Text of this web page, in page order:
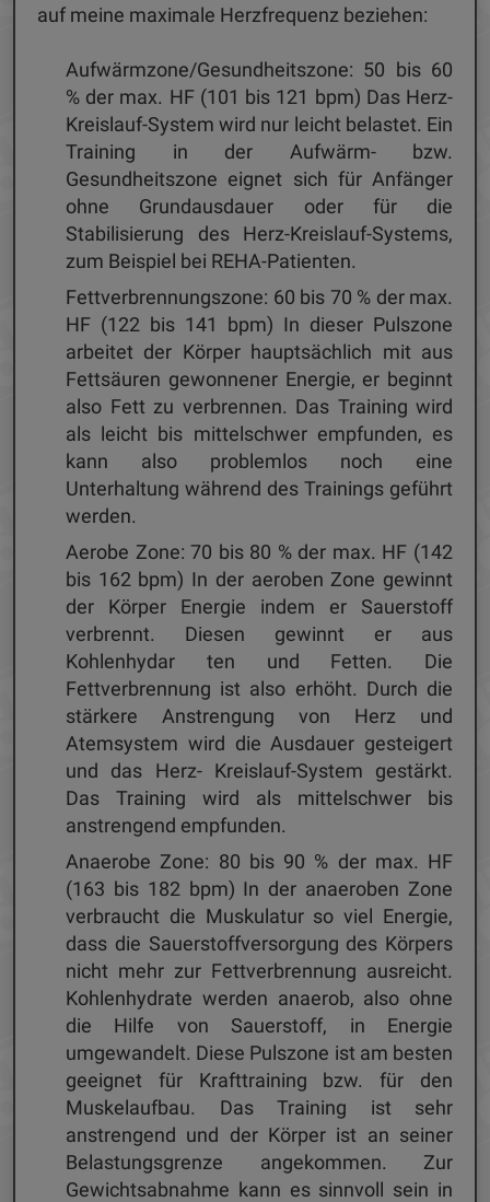
auf meine maximale Herzfrequenz beziehen:
Aufwärmzone/Gesundheitszone: 50 bis 60
% der max. HF (101 bis 121 bpm) Das Herz-
Kreislauf-System wird nur leicht belastet. Ein
Training in der Aufwärm- bzw.
Gesundheitszone eignet sich für Anfänger
ohne Grundausdauer oder für die
Stabilisierung des Herz-Kreislauf-Systems,
zum Beispiel bei REHA-Patienten.
Fettverbrennungszone: 60 bis 70 % der max.
HF (122 bis 141 bpm) In dieser Pulszone
arbeitet der Körper hauptsächlich mit aus
Fettsäuren gewonnener Energie, er beginnt
also Fett zu verbrennen. Das Training wird
als leicht bis mittelschwer empfunden, es
kann also problemlos noch eine
Unterhaltung während des Trainings geführt
werden.
Aerobe Zone: 70 bis 80 % der max. HF (142
bis 162 bpm) In der aeroben Zone gewinnt
der Körper Energie indem er Sauerstoff
verbrennt. Diesen gewinnt er aus
Kohlenhydar ten und Fetten. Die
Fettverbrennung ist also erhöht. Durch die
stärkere Anstrengung von Herz und
Atemsystem wird die Ausdauer gesteigert
und das Herz- Kreislauf-System gestärkt.
Das Training wird als mittelschwer bis
anstrengend empfunden.
Anaerobe Zone: 80 bis 90 % der max. HF
(163 bis 182 bpm) In der anaeroben Zone
verbraucht die Muskulatur so viel Energie,
dass die Sauerstoffversorgung des Körpers
nicht mehr zur Fettverbrennung ausreicht.
Kohlenhydrate werden anaerob, also ohne
die Hilfe von Sauerstoff, in Energie
umgewandelt. Diese Pulszone ist am besten
geeignet für Krafttraining bzw. für den
Muskelaufbau. Das Training ist sehr
anstrengend und der Körper ist an seiner
Belastungsgrenze angekommen. Zur
Gewichtsabnahme kann es sinnvoll sein in